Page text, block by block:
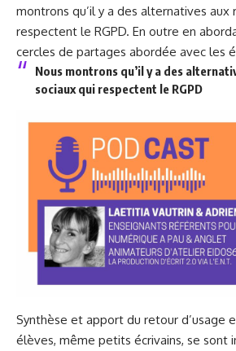
montrons qu’il y a des alternatives aux
respectent le RGPD. En outre en
cercles de partages abordée avec les
Nous montrons qu’il y a des
sociaux qui respectent le RGPD
Synthèse et apport du retour d’usage
élèves, même petits écrivains, se sont